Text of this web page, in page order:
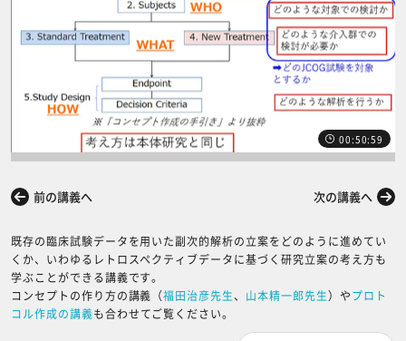
00:50:59
前の講義へ 次の講義へ
既存の臨床試験データを用いた副次的解析の立案をどのように進めてい
くか、いわゆるレトロスペクティブデータに基づく研究立案の考え方も
学ぶことができる講義です。
コンセプトの作り方の講義（福田治彦先生、 山本精一郎先生）やプロト
コル作成の講義も合わせてご覧ください。